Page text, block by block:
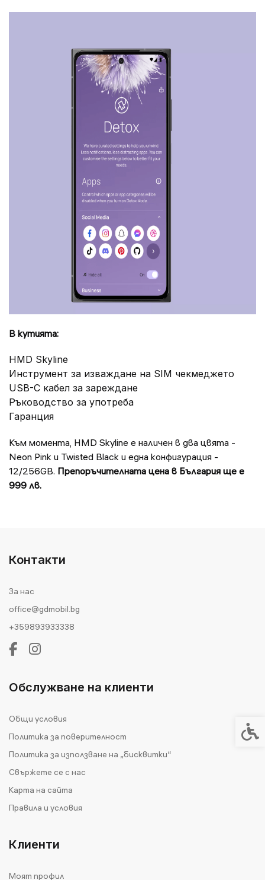
В кутията:
HMD Skyline
Инструмент за изваждане на SIM чекмеджето
USB-C кабел за зареждане
Ръководство за употреба
Гаранция
Към момента, HMD Skyline е наличен в два цвята -
Neon Pink и Twisted Black и една конфигурация -
12/256GB. Препоръчителната цена в България ще е
999 лв.
Контакти
За нас
office@gdmobil.bg
+359893933338
Обслужване на клиенти
Общи условия
Политика за поверителност
Политика за използване на „бисквитки“
Свържете се с нас
Карта на сайта
Правила и условия
Клиенти
Моят профил